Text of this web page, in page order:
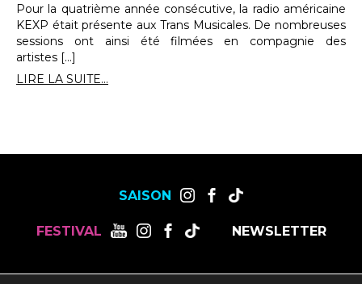
Pour la quatrième année consécutive, la radio américaine
KEXP était présente aux Trans Musicales. De nombreuses
sessions ont ainsi été filmées en compagnie des
artistes […]
LIRE LA SUITE...
SAISON
FESTIVAL NEWSLETTER